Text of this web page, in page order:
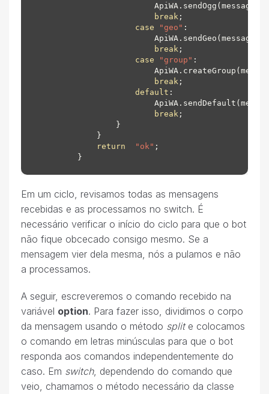
break ;
case
"geo" :
break ;
case
"group" :
break ;
default :
break ;
                }
            }
return
"ok" ;
Em um ciclo, revisamos todas as mensagens
recebidas e as processamos no switch. É
necessário verificar o início do ciclo para que o bot
não fique obcecado consigo mesmo. Se a
mensagem vier dela mesma, nós a pulamos e não
a processamos.
A seguir, escreveremos o comando recebido na
variável option. Para fazer isso, dividimos o corpo
da mensagem usando o método splite colocamos
o comando em letras minúsculas para que o bot
responda aos comandos independentemente do
caso. Em switch, dependendo do comando que
veio, chamamos o método necessário da classe